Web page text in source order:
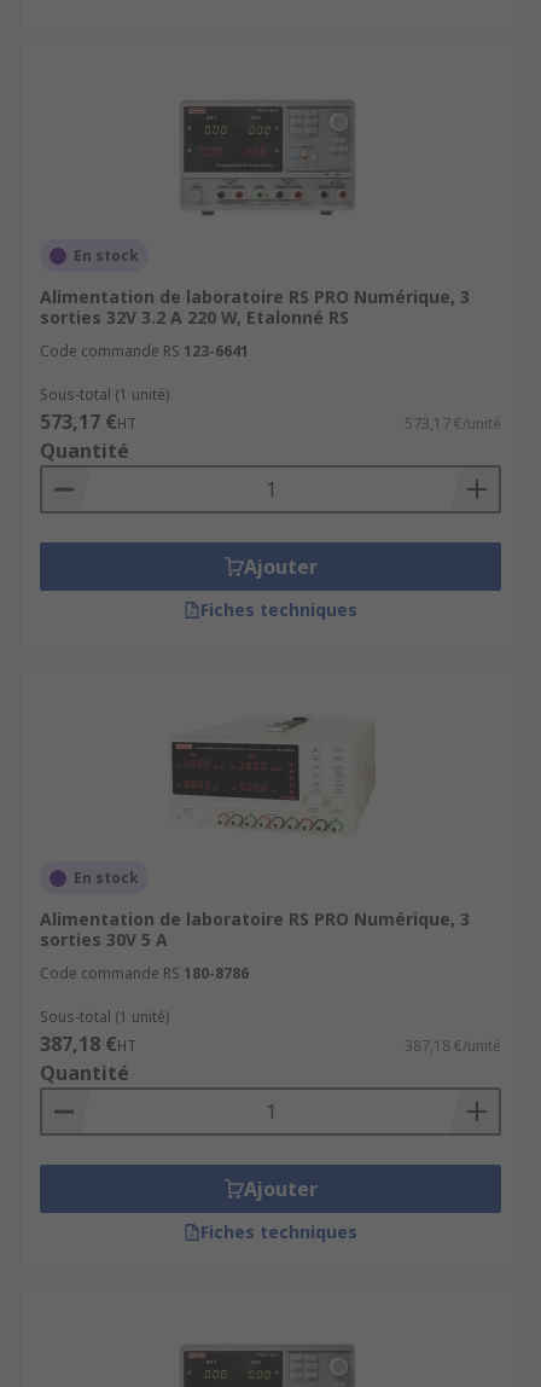
En stock
Alimentation de laboratoire RS PRO Numérique, 3
sorties 32V 3.2 A 220 W, Etalonné RS
Code commande RS 123-6641
Sous-total (1 unité)
573,17 €HT 573,17 €/unité
Quantité
Ajouter
Fiches techniques
En stock
Alimentation de laboratoire RS PRO Numérique, 3
sorties 30V 5 A
Code commande RS 180-8786
Sous-total (1 unité)
387,18 €HT 387,18 €/unité
Quantité
Ajouter
Fiches techniques